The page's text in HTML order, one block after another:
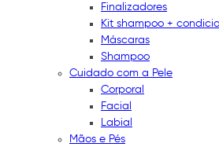
Finalizadores
Kit shampoo +
Máscaras
Shampoo
Cuidado com a Pele
Corporal
Facial
Labial
Mãos e Pés